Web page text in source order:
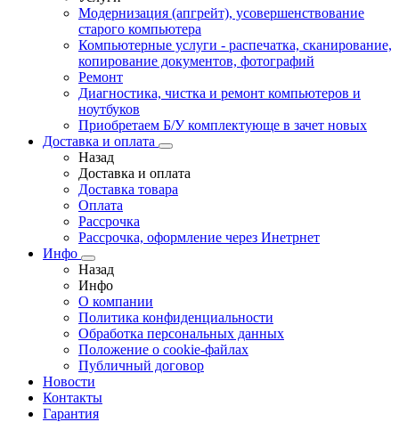
Модернизация (апгрейт), усовершенствование
старого компьютера
Компьютерные услуги - распечатка, сканирование,
копирование документов, фотографий
Ремонт
Диагностика, чистка и ремонт компьютеров и
ноутбуков
Приобретаем Б/У комплектующе в зачет новых
Доставка и оплата
Назад
Доставка и оплата
Доставка товара
Оплата
Рассрочка
Рассрочка, оформление через Инетрнет
Инфо
Назад
Инфо
О компании
Политика конфиденциальности
Обработка персональных данных
Положение о cookie-файлах
Публичный договор
Новости
Контакты
Гарантия